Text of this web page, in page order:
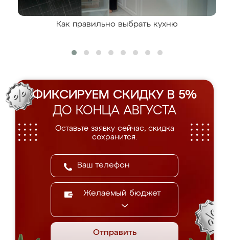
Как правильно выбрать кухню
ФИКСИРУЕМ СКИДКУ В 5%
ДО КОНЦА АВГУСТА
Оставьте заявку сейчас, скидка
сохранится.
Желаемый бюджет
Отправить